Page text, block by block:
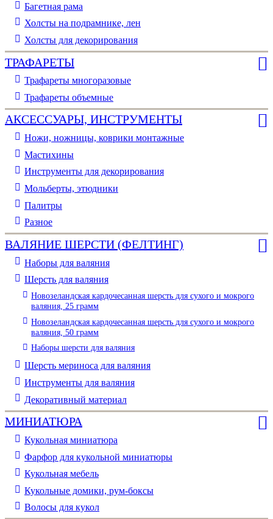
Багетная рама
Холсты на подрамнике, лен
Холсты для декорирования
ТРАФАРЕТЫ
Трафареты многоразовые
Трафареты объемные
АКСЕССУАРЫ, ИНСТРУМЕНТЫ
Ножи, ножницы, коврики монтажные
Мастихины
Инструменты для декорирования
Мольберты, этюдники
Палитры
Разное
ВАЛЯНИЕ ШЕРСТИ (ФЕЛТИНГ)
Наборы для валяния
Шерсть для валяния
Новозеландская кардочесанная шерсть для сухого и мокрого
валяния, 25 грамм
Новозеландская кардочесанная шерсть для сухого и мокрого
валяния, 50 грамм
Наборы шерсти для валяния
Шерсть мериноса для валяния
Инструменты для валяния
Декоративный материал
МИНИАТЮРА
Кукольная миниатюра
Фарфор для кукольной миниатюры
Кукольная мебель
Кукольные домики, рум-боксы
Волосы для кукол